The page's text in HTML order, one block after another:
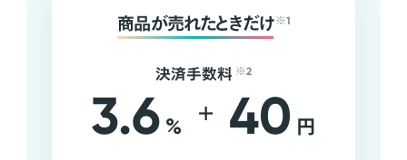
商品が売れたときだけ ※1
決済手数料 ※2
3.6 % + 40 円